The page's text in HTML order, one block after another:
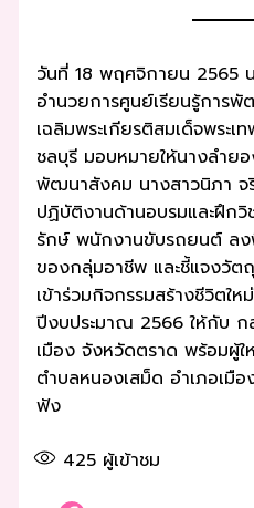
วันที่ 18 พฤศจิกายน 2565
อำนวยการศูนย์เรียนรู้การพั
เฉลิมพระเกียรติสมเด็จพระ
ชลบุรี มอบหมายให้นางลำย
พัฒนาสังคม นางสาวนิภา จ
ปฏิบัติงานด้านอบรมและฝึก
รักษ์ พนักงานขับรถยนต์ ลง
ของกลุ่มอาชีพ และชี้แจงวัต
เข้าร่วมกิจกรรมสร้างชีวิตให
ปีงบประมาณ 2566 ให้กับ ก
เมือง จังหวัดตราด พร้อมผู้
ตำบลหนองเสม็ด อำเภอเมื
ฟัง
425ผู้เข้าชม